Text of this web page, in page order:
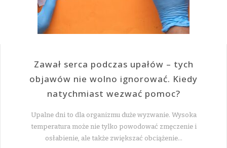
Zawał serca podczas upałów – tych
objawów nie wolno ignorować. Kiedy
natychmiast wezwać pomoc?
Upalne dni to dla organizmu duże wyzwanie. Wysoka
temperatura może nie tylko powodować zmęczenie i
osłabienie, ale także zwiększać obciążenie…